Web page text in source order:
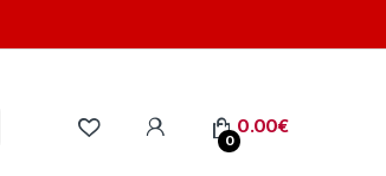
0
0.00€